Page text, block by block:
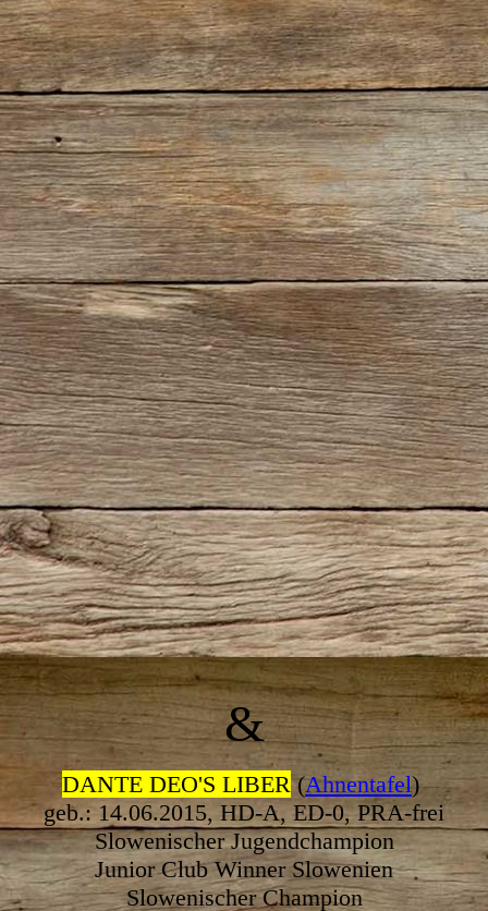
IMG_2762(2)
Winter17
&
DANTE DEO'S LIBER(Ahnentafel)
geb.: 14.06.2015, HD-A, ED-0, PRA-frei
Slowenischer Jugendchampion
Junior Club Winner Slowenien
Slowenischer Champion